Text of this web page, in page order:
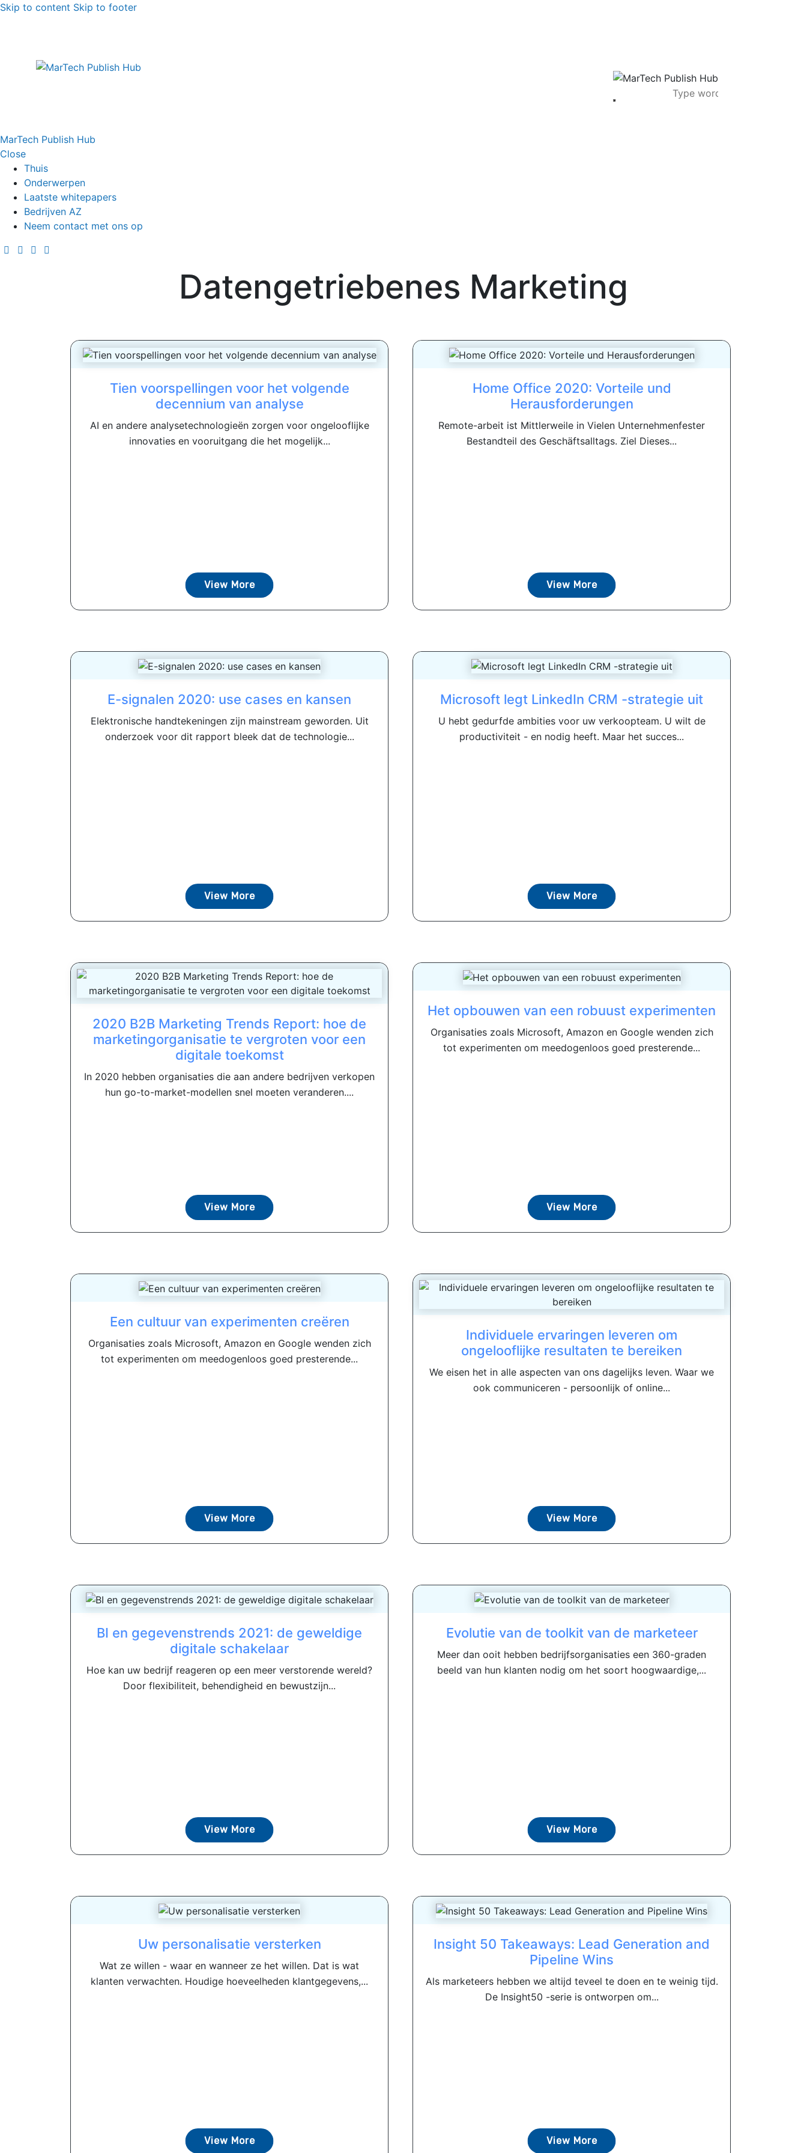
Skip to content Skip to footer
MarTech Publish Hub
Close
Thuis
Onderwerpen
Laatste whitepapers
Bedrijven AZ
Neem contact met ons op
Datengetriebenes Marketing
Tien voorspellingen voor het volgende
decennium van analyse
AI en andere analysetechnologieën zorgen voor ongelooflijke
innovaties en vooruitgang die het mogelijk...
View More
Home Office 2020: Vorteile und
Herausforderungen
Remote-arbeit ist Mittlerweile in Vielen Unternehmenfester
Bestandteil des Geschäftsalltags. Ziel Dieses...
View More
E-signalen 2020: use cases en kansen
Elektronische handtekeningen zijn mainstream geworden. Uit
onderzoek voor dit rapport bleek dat de technologie...
View More
Microsoft legt LinkedIn CRM -strategie uit
U hebt gedurfde ambities voor uw verkoopteam. U wilt de
productiviteit - en nodig heeft. Maar het succes...
View More
2020 B2B Marketing Trends Report: hoe de
marketingorganisatie te vergroten voor een
digitale toekomst
In 2020 hebben organisaties die aan andere bedrijven verkopen
hun go-to-market-modellen snel moeten veranderen....
View More
Het opbouwen van een robuust experimenten
Organisaties zoals Microsoft, Amazon en Google wenden zich
tot experimenten om meedogenloos goed presterende...
View More
Een cultuur van experimenten creëren
Organisaties zoals Microsoft, Amazon en Google wenden zich
tot experimenten om meedogenloos goed presterende...
View More
Individuele ervaringen leveren om
ongelooflijke resultaten te bereiken
We eisen het in alle aspecten van ons dagelijks leven. Waar we
ook communiceren - persoonlijk of online...
View More
BI en gegevenstrends 2021: de geweldige
digitale schakelaar
Hoe kan uw bedrijf reageren op een meer verstorende wereld?
Door flexibiliteit, behendigheid en bewustzijn...
View More
Evolutie van de toolkit van de marketeer
Meer dan ooit hebben bedrijfsorganisaties een 360-graden
beeld van hun klanten nodig om het soort hoogwaardige,...
View More
Uw personalisatie versterken
Wat ze willen - waar en wanneer ze het willen. Dat is wat
klanten verwachten. Houdige hoeveelheden klantgegevens,...
View More
Insight 50 Takeaways: Lead Generation and
Pipeline Wins
Als marketeers hebben we altijd teveel te doen en te weinig tijd.
De Insight50 -serie is ontworpen om...
View More